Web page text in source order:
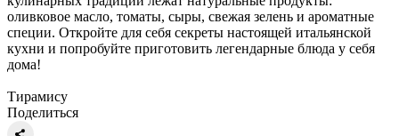
оливковое масло, томаты, сыры, свежая зелень и ароматные
специи. Откройте для себя секреты настоящей итальянской
кухни и попробуйте приготовить легендарные блюда у себя
дома!
Тирамису
Поделиться